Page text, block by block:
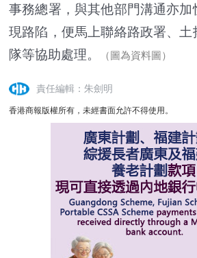
事務總署，與其他部門溝通亦加
現路陷，便馬上聯絡路政署、土
隊等協助處理。
（圖為資料圖）
責任編輯：朱劍明
香港商報版權所有，未經書面允許不得使用。